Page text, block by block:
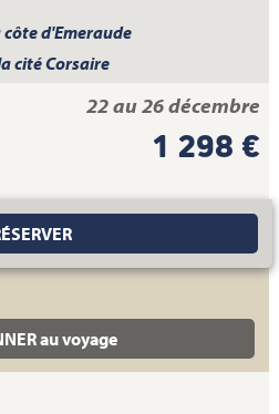
d'Emeraude
cité Corsaire
22 au 26 décembre
1 298 €
au voyage